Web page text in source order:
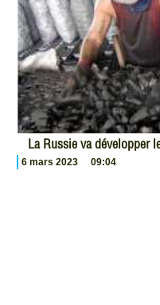
La Russie va développer
6 mars 2023 09:04